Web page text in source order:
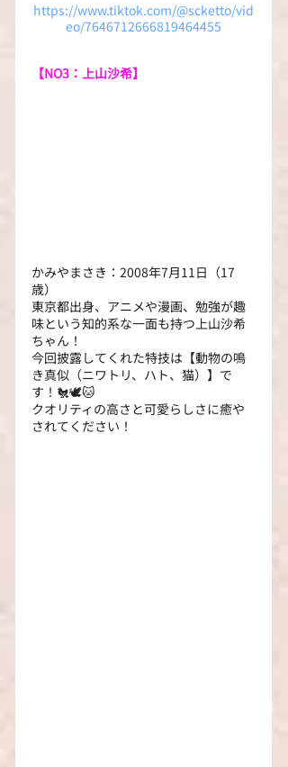
https://www.tiktok.com/@scketto/vid
eo/7646712666819464455
【NO3：上山沙希】
かみやまさき：2008年7月11日（17
歳）
東京都出身、アニメや漫画、勉強が趣
味という知的系な一面も持つ上山沙希
ちゃん！
今回披露してくれた特技は【動物の鳴
き真似（ニワトリ、ハト、猫）】で
す！🐔🕊🐱
クオリティの高さと可愛らしさに癒や
されてください！